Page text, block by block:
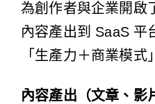
為創作者與企業開啟
內容產出到 SaaS 平
「生產力＋商業模式
內容產出（文章、影